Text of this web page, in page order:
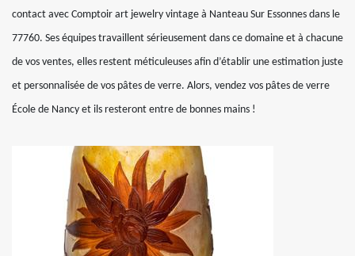
contact avec Comptoir art jewelry vintage à Nanteau Sur Essonnes dans le
77760. Ses équipes travaillent sérieusement dans ce domaine et à chacune
de vos ventes, elles restent méticuleuses afin d’établir une estimation juste
et personnalisée de vos pâtes de verre. Alors, vendez vos pâtes de verre
École de Nancy et ils resteront entre de bonnes mains !